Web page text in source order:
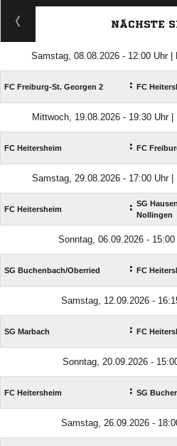
ANZEIGE
NÄCHSTE
Samstag, 08.08.2026 - 12:00 Uhr
FC Freiburg-St. Georgen 2 : FC
Mittwoch, 19.08.2026 - 19:30 Uhr
FC Heitersheim : FC
Samstag, 29.08.2026 - 17:00 Uhr
FC Heitersheim : SG
Nollingen
Sonntag, 06.09.2026 -
SG Buchenbach/​Oberried : FC
Samstag, 12.09.2026 -
SG Marbach : FC
Sonntag, 20.09.2026 -
FC Heitersheim : SG
Samstag, 26.09.2026 -